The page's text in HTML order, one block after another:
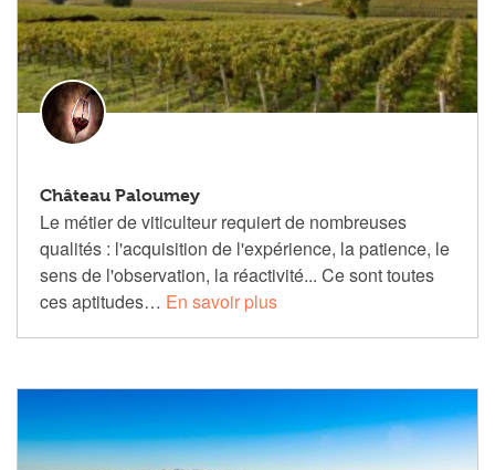
Château Paloumey
Le métier de viticulteur requiert de nombreuses
qualités : l'acquisition de l'expérience, la patience, le
sens de l'observation, la réactivité... Ce sont toutes
ces aptitudes… En savoir plus